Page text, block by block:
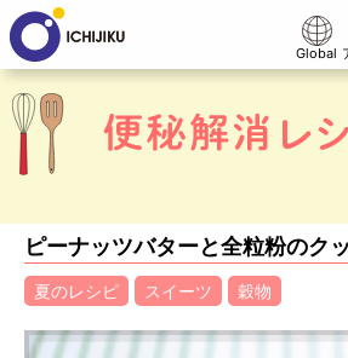
Global
ピーナッツバターと全粒粉のク
夏のレシピ スイーツ 穀物